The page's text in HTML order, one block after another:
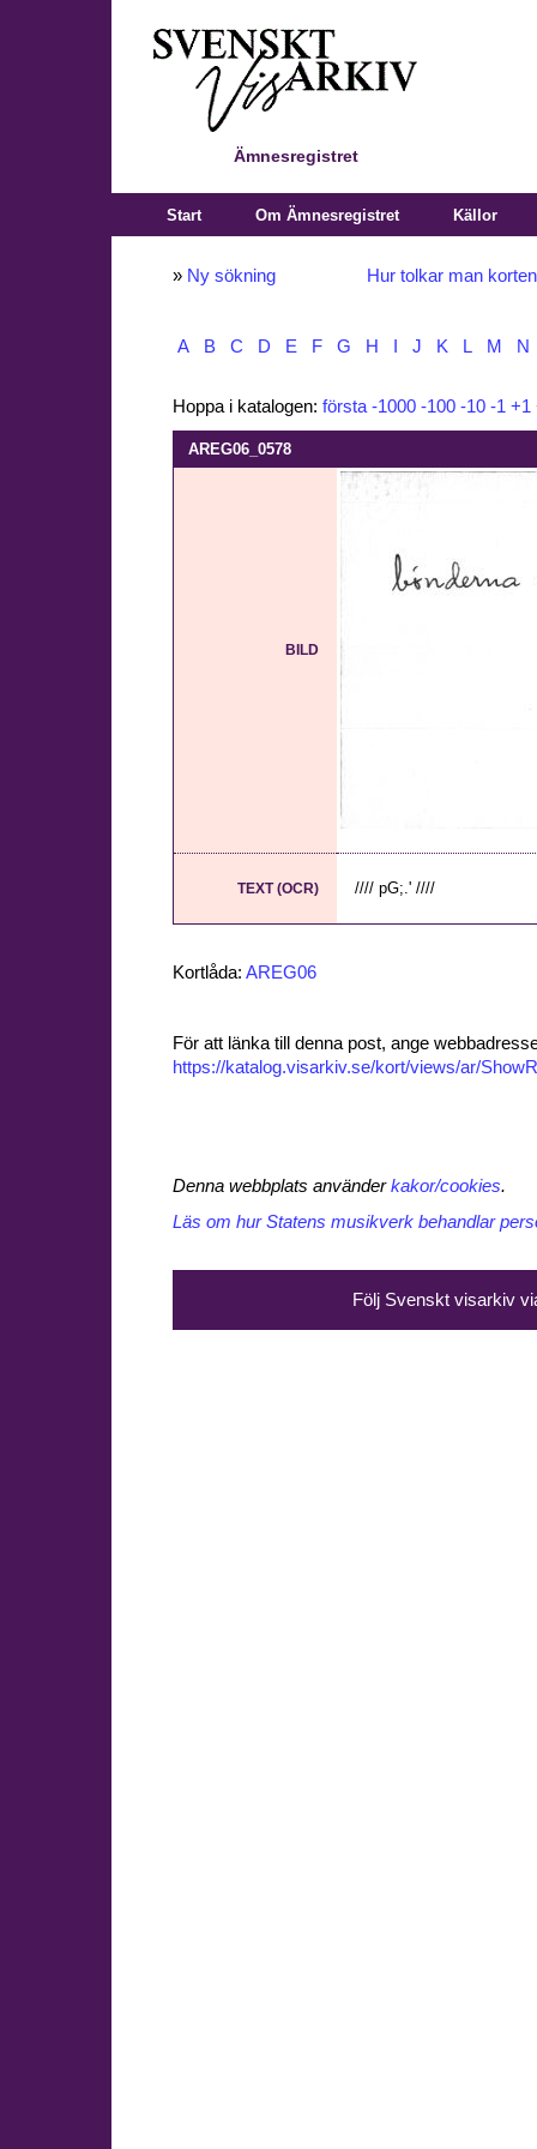
Ämnesregistret
Start Om Ämnesregistret Källor
» Ny sökning Hur tolkar man
A B C D E F G H J K L M N
Hoppa i katalogen: första -1000 -100 -10 -1 +1
AREG06_0578
BILD
TEXT (OCR) //// pG;.' ////
Kortlåda: AREG06
För att länka till denna post, ange
https://katalog.visarkiv.se/kort/views/ar/
Denna webbplats använderkakor/cookies.
Läs om hur Statens musikverk behandlar
Följ Svenskt visarkiv